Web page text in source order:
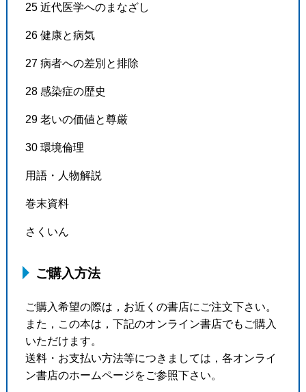
25 近代医学へのまなざし
26 健康と病気
27 病者への差別と排除
28 感染症の歴史
29 老いの価値と尊厳
30 環境倫理
用語・人物解説
巻末資料
さくいん
ご購入方法
ご購入希望の際は，お近くの書店にご注文下さい。
また，この本は，下記のオンライン書店でもご購入
いただけます。
送料・お支払い方法等につきましては，各オンライ
ン書店のホームページをご参照下さい。